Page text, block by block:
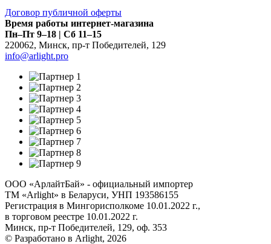
Договор публичной оферты
Время работы интернет-магазина
Пн–Пт 9–18 | Сб 11–15
220062, Минск, пр-т Победителей, 129
info@arlight.pro
ООО «АрлайтБай» - официальный импортер
ТМ «Arlight» в Беларуси, УНП 193586155
Регистрация в Мингорисполкоме 10.01.2022 г.,
в торговом реестре 10.01.2022 г.
Минск, пр-т Победителей, 129, оф. 353
© Разработано в Arlight, 2026